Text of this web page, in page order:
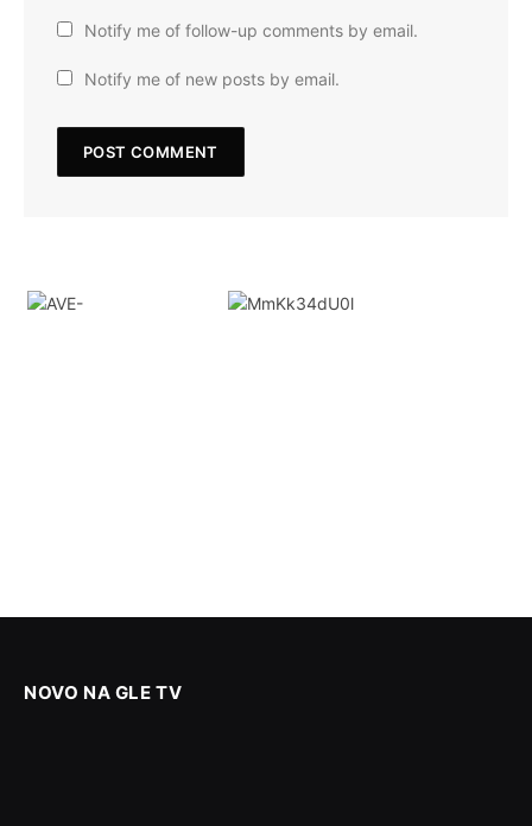
Notify me of follow-up comments by email.
Notify me of new posts by email.
NOVO NA GLE TV